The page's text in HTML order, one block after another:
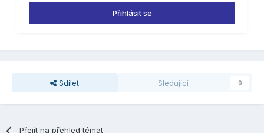
Přihlásit se
Sdílet Sledující 0
Přejít na přehled témat